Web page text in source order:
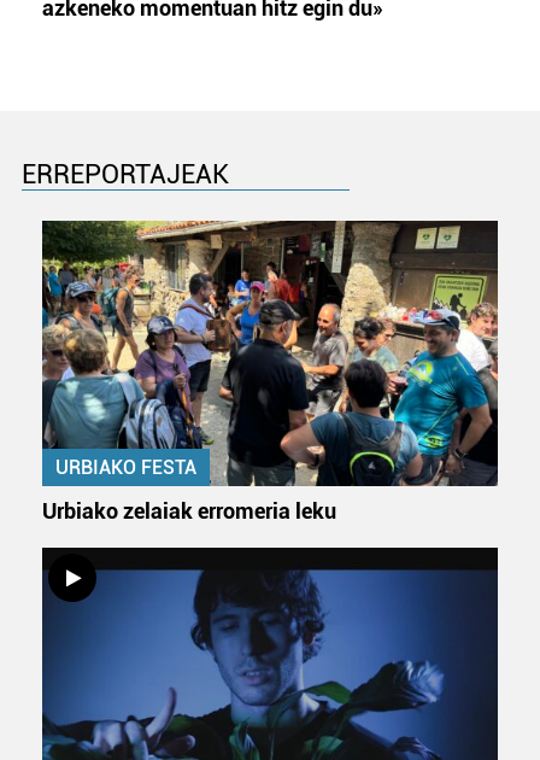
azkeneko momentuan hitz egin du»
ERREPORTAJEAK
URBIAKO FESTA
Urbiako zelaiak erromeria leku